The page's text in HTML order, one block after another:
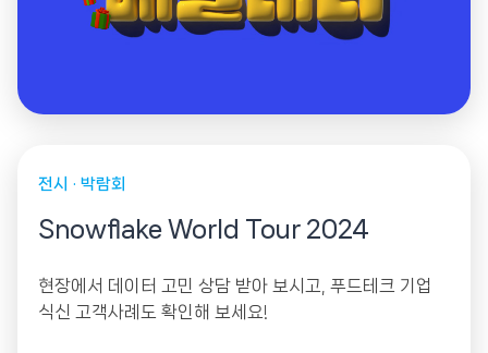
전시 · 박람회
Snowflake World Tour 2024
현장에서 데이터 고민 상담 받아 보시고, 푸드테크 기업
식신 고객사례도 확인해 보세요!